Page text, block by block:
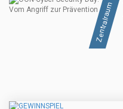
Zentralraum